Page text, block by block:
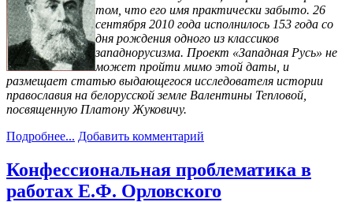
том, что его имя практически забыто. 26
сентября 2010 года исполнилось 153 года со
дня рождения одного из классиков
западнорусизма. Проект «Западная Русь» не
может пройти мимо этой даты, и
размещает статью выдающегося исследователя истории
православия на белорусской земле Валентины Тепловой,
посвященную Платону Жуковичу.
Подробнее... Добавить комментарий
Конфессиональная проблематика в
работах Е.Ф. Орловского